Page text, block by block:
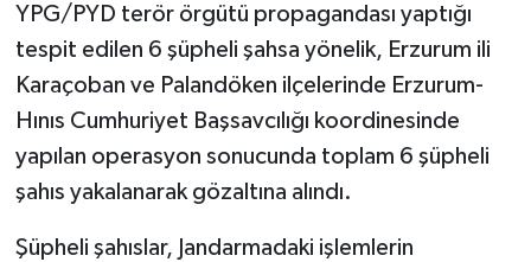
YPG/PYD terör örgütü propagandası yaptığı
tespit edilen 6 şüpheli şahsa yönelik, Erzurum ili
Karaçoban ve Palandöken ilçelerinde Erzurum-
Hınıs Cumhuriyet Başsavcılığı koordinesinde
yapılan operasyon sonucunda toplam 6 şüpheli
şahıs yakalanarak gözaltına alındı.
Şüpheli şahıslar, Jandarmadaki işlemlerin